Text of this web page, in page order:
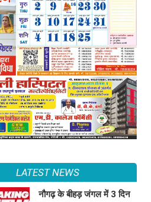
LATEST NEWS
नौगढ़ के बीहड़ जंगल में 3 दिन